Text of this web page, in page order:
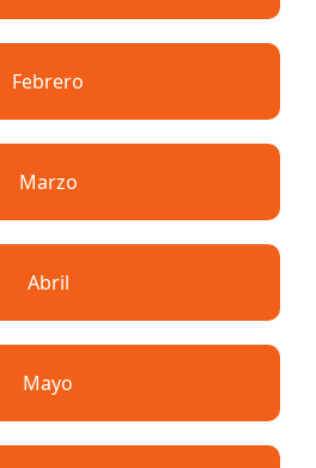
Febrero
Marzo
Abril
Mayo